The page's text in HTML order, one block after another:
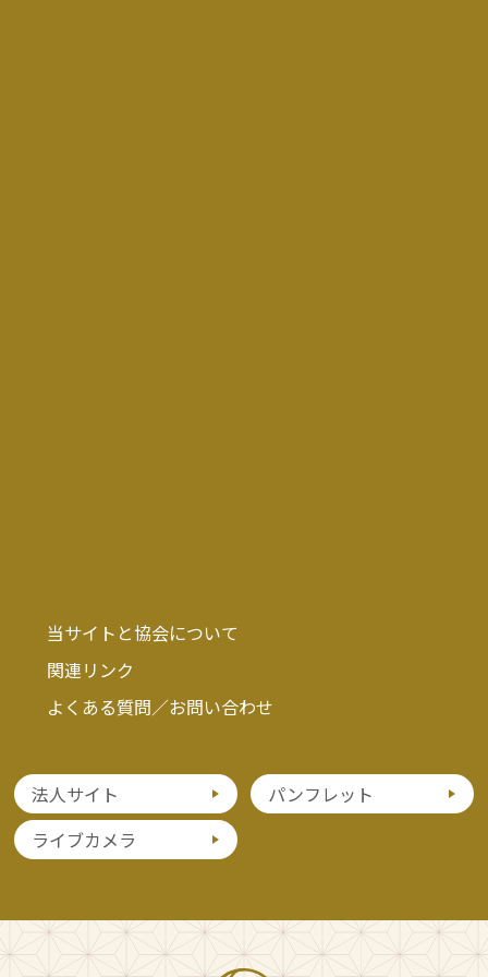
当サイトと協会について
関連リンク
よくある質問／お問い合わせ
法人サイト
パンフレット
ライブカメラ